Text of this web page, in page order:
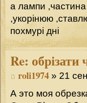
а лампи
,укорінюю
похмурі дні
Re: обрізати
roli1974 » 21
А это моя